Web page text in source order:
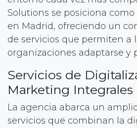
Solutions se posiciona
en Madrid, ofreciendo un
de servicios que permiten a
organizaciones adaptarse y
Servicios de
Marketing Integrales
La agencia abarca un
servicios que combinan la